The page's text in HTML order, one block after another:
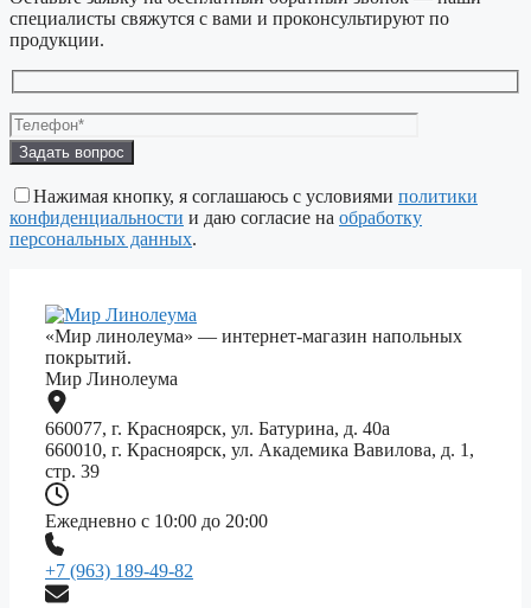
специалисты свяжутся с вами и проконсультируют по
продукции.
Оставьте
это
поле
пустым.
Нажимая кнопку, я соглашаюсь с условиями политики
конфиденциальности и даю согласие на обработку
персональных данных.
«Мир линолеума» — интернет-магазин напольных
покрытий.
Мир Линолеума
660077, г. Красноярск, ул. Батурина, д. 40а
660010, г. Красноярск, ул. Академика Вавилова, д. 1,
стр. 39
Ежедневно с 10:00 до 20:00
+7 (963) 189-49-82